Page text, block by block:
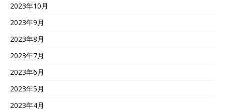
2023年10月
2023年9月
2023年8月
2023年7月
2023年6月
2023年5月
2023年4月